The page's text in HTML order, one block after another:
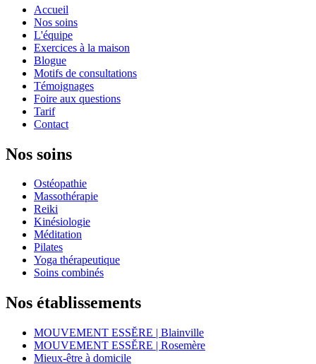
Accueil
Nos soins
L'équipe
Exercices à la maison
Blogue
Motifs de consultations
Témoignages
Foire aux questions
Tarif
Contact
Nos soins
Ostéopathie
Massothérapie
Reiki
Kinésiologie
Méditation
Pilates
Yoga thérapeutique
Soins combinés
Nos établissements
MOUVEMENT ESSĔRE | Blainville
MOUVEMENT ESSĔRE | Rosemère
Mieux-être à domicile